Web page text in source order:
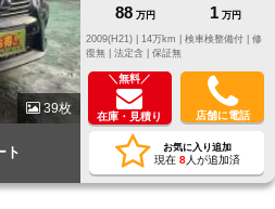
39枚
ト
88 万円 1 万円
修
復無 | 法定含 | 保証無
＼無料／
在庫・見積り 店舗に電話
お気に入り追加
現在 8人が追加済